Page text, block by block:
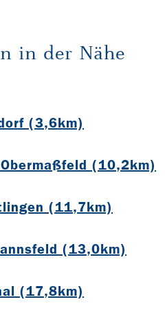
in der Nähe
(3,6km)
(10,2km)
(11,7km)
(13,0km)
(17,8km)